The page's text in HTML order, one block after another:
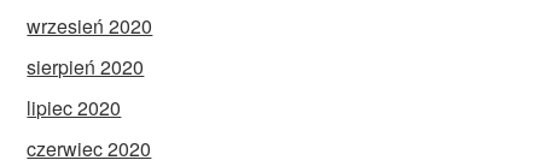
wrzesień 2020
sierpień 2020
lipiec 2020
czerwiec 2020